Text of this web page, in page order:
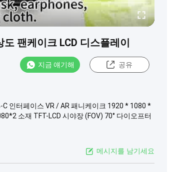
팬케이크 LCD 디스플레이
지금 얘기해 공유
인터페이스 VR / AR 패니케이크 1920 * 1080 *
소재 TFT-LCD 시야장 (FOV) 70° 다이오프터
메시지를 남기세요